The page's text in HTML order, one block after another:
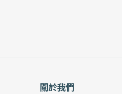
關於我們